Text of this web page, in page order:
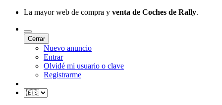
La mayor web de compra y venta de Coches de Rally.
Cerrar
Nuevo anuncio
Entrar
Olvidé mi usuario o clave
Registrarme